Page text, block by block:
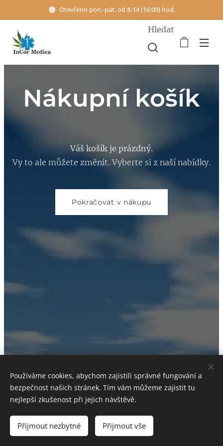
Otevřeno pon.-pát. od 8-14 (16:00) hod.
Hledat
Nákupní košík
Váš košík je prázdný.
Vy to ale můžete změnit. Vyberte si z naší nabídky.
Pokračovat v nákupu
Vytvořeno službouWebnode
Používáme cookies, abychom zajistili správné fungování a
bezpečnost našich stránek. Tím vám můžeme zajistit tu
nejlepší zkušenost při jejich návštěvě.
Přijmout nezbytné Přijmout vše